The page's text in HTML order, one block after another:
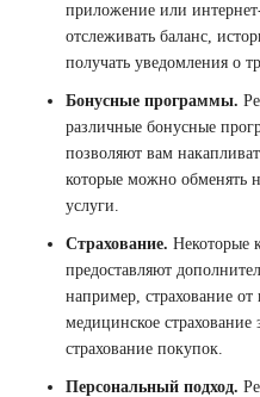
приложение или
отслеживать баланс,
получать уведомления о
Бонусные программы.
различные бонусные
позволяют вам
которые можно обменять
услуги.
Страхование. Некоторые
предоставляют
например, страхование от
медицинское страхование
страхование покупок.
Персональный подход.